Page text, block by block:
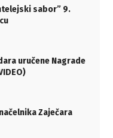
sabor” 9.
uručene Nagrade
Zaječara